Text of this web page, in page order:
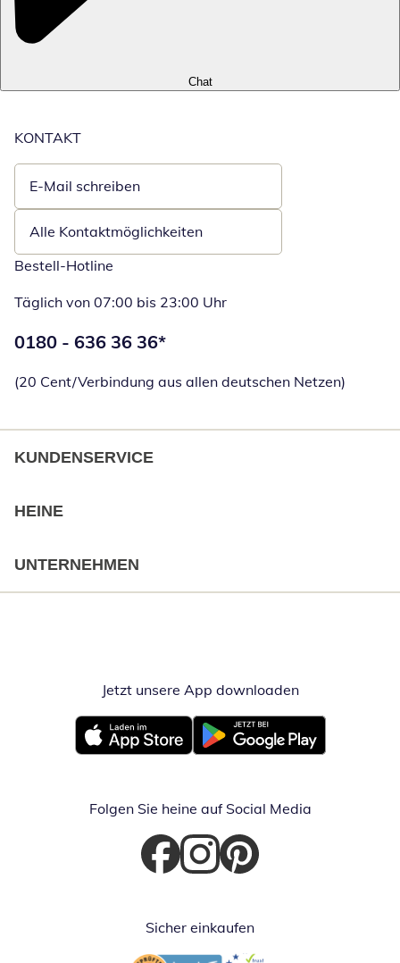
Chat
KONTAKT
E-Mail schreiben
Öffnet E-Mail-Client
Alle Kontaktmöglichkeiten
Bestell-Hotline
Täglich von 07:00 bis 23:00 Uhr
Telefonnummer:
0180 - 636 36 36*
(20 Cent/Verbindung aus allen deutschen Netzen)
KUNDENSERVICE
HEINE
UNTERNEHMEN
Jetzt unsere App downloadenÖffnet in
Öffnet in neuem FensterÖffnet in neuem Fenster
Folgen Sie heine auf Social Media
Öffnet in neuem Fenster
Öffnet in neuem Fenster
Öffnet in neuem Fenster
Sicher einkaufen